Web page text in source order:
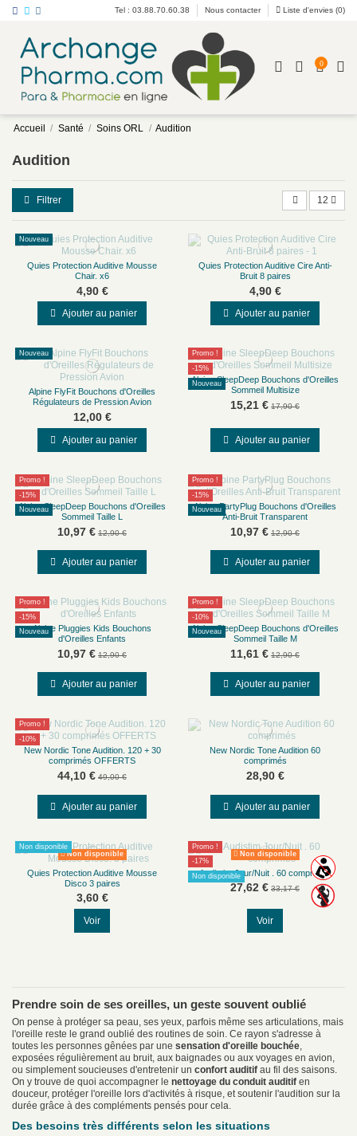
Tel : 03.88.70.60.38 Nous contacter Liste d'envies (0)
0
Accueil Santé Soins ORL Audition
Audition
Filtrer 12
Nouveau
Quies Protection Auditive Mousse
Chair. x6
4,90 €
Ajouter au panier
Quies Protection Auditive Cire Anti-
Bruit 8 paires
4,90 €
Ajouter au panier
Nouveau
Alpine FlyFit Bouchons d'Oreilles
Régulateurs de Pression Avion
12,00 €
Ajouter au panier
Promo !
-15%
Nouveau
Alpine SleepDeep Bouchons d'Oreilles
Sommeil Multisize
15,21 € 17,90 €
Ajouter au panier
Promo !
-15%
Nouveau
Alpine SleepDeep Bouchons d'Oreilles
Sommeil Taille L
10,97 € 12,90 €
Ajouter au panier
Promo !
-15%
Nouveau
Alpine PartyPlug Bouchons d'Oreilles
Anti-Bruit Transparent
10,97 € 12,90 €
Ajouter au panier
Promo !
-15%
NouveauAlpine Pluggies Kids Bouchons
d'Oreilles Enfants
10,97 € 12,90 €
Ajouter au panier
Promo !
-10%
Nouveau
Alpine SleepDeep Bouchons d'Oreilles
Sommeil Taille M
11,61 € 12,90 €
Ajouter au panier
Promo !
-10%
New Nordic Tone Audition. 120 + 30
comprimés OFFERTS
44,10 € 49,00 €
Ajouter au panier
New Nordic Tone Audition 60
comprimés
28,90 €
Ajouter au panier
Non disponible
Non disponible
Quies Protection Auditive Mousse
Disco 3 paires
3,60 €
Voir
Promo !
-17%
Non disponible
Non disponible
Audistim Jour/Nuit . 60 comprimés
27,62 € 33,17 €
Voir
Prendre soin de ses oreilles, un geste souvent oublié
On pense à protéger sa peau, ses yeux, parfois même ses articulations, mais
l'oreille reste le grand oublié des routines de soin. Ce rayon s'adresse à
toutes les personnes gênées par une sensation d'oreille bouchée,
exposées régulièrement au bruit, aux baignades ou aux voyages en avion,
ou simplement soucieuses d'entretenir un confort auditif au fil des saisons.
On y trouve de quoi accompagner le nettoyage du conduit auditif en
douceur, protéger l'oreille lors d'activités à risque, et soutenir l'audition sur la
durée grâce à des compléments pensés pour cela.
Des besoins très différents selon les situations